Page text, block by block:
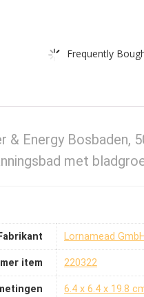
Frequently
& Energy Bosbaden,
met
Fabrikant ‎Lornamead GmbH
item ‎220322
‎6.4 x 6.4 x 19.8